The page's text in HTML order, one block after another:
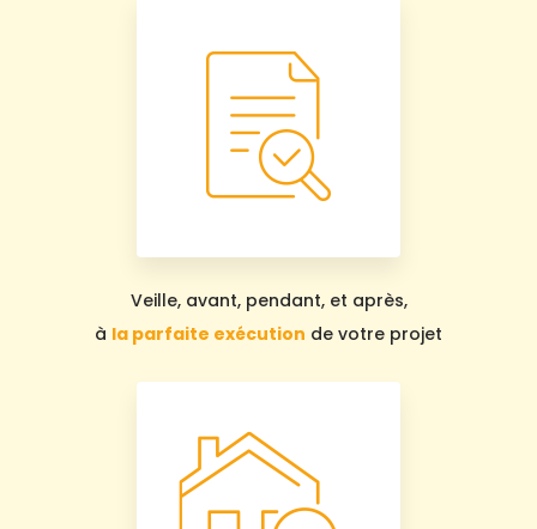
Veille, avant, pendant, et après,
à la parfaite exécution de votre projet